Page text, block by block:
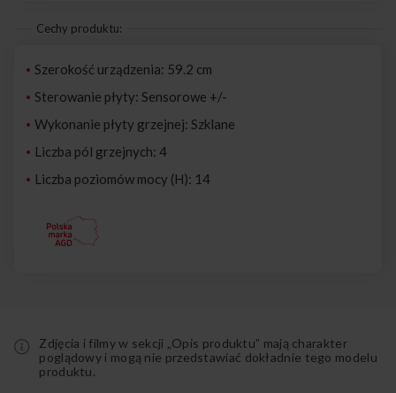
Cechy produktu:
Szerokość urządzenia: 59.2 cm
Sterowanie płyty: Sensorowe +/-
Wykonanie płyty grzejnej: Szklane
Liczba pól grzejnych: 4
Liczba poziomów mocy (H): 14
Zdjęcia i filmy w sekcji „Opis produktu” mają charakter
poglądowy i mogą nie przedstawiać dokładnie tego modelu
produktu.